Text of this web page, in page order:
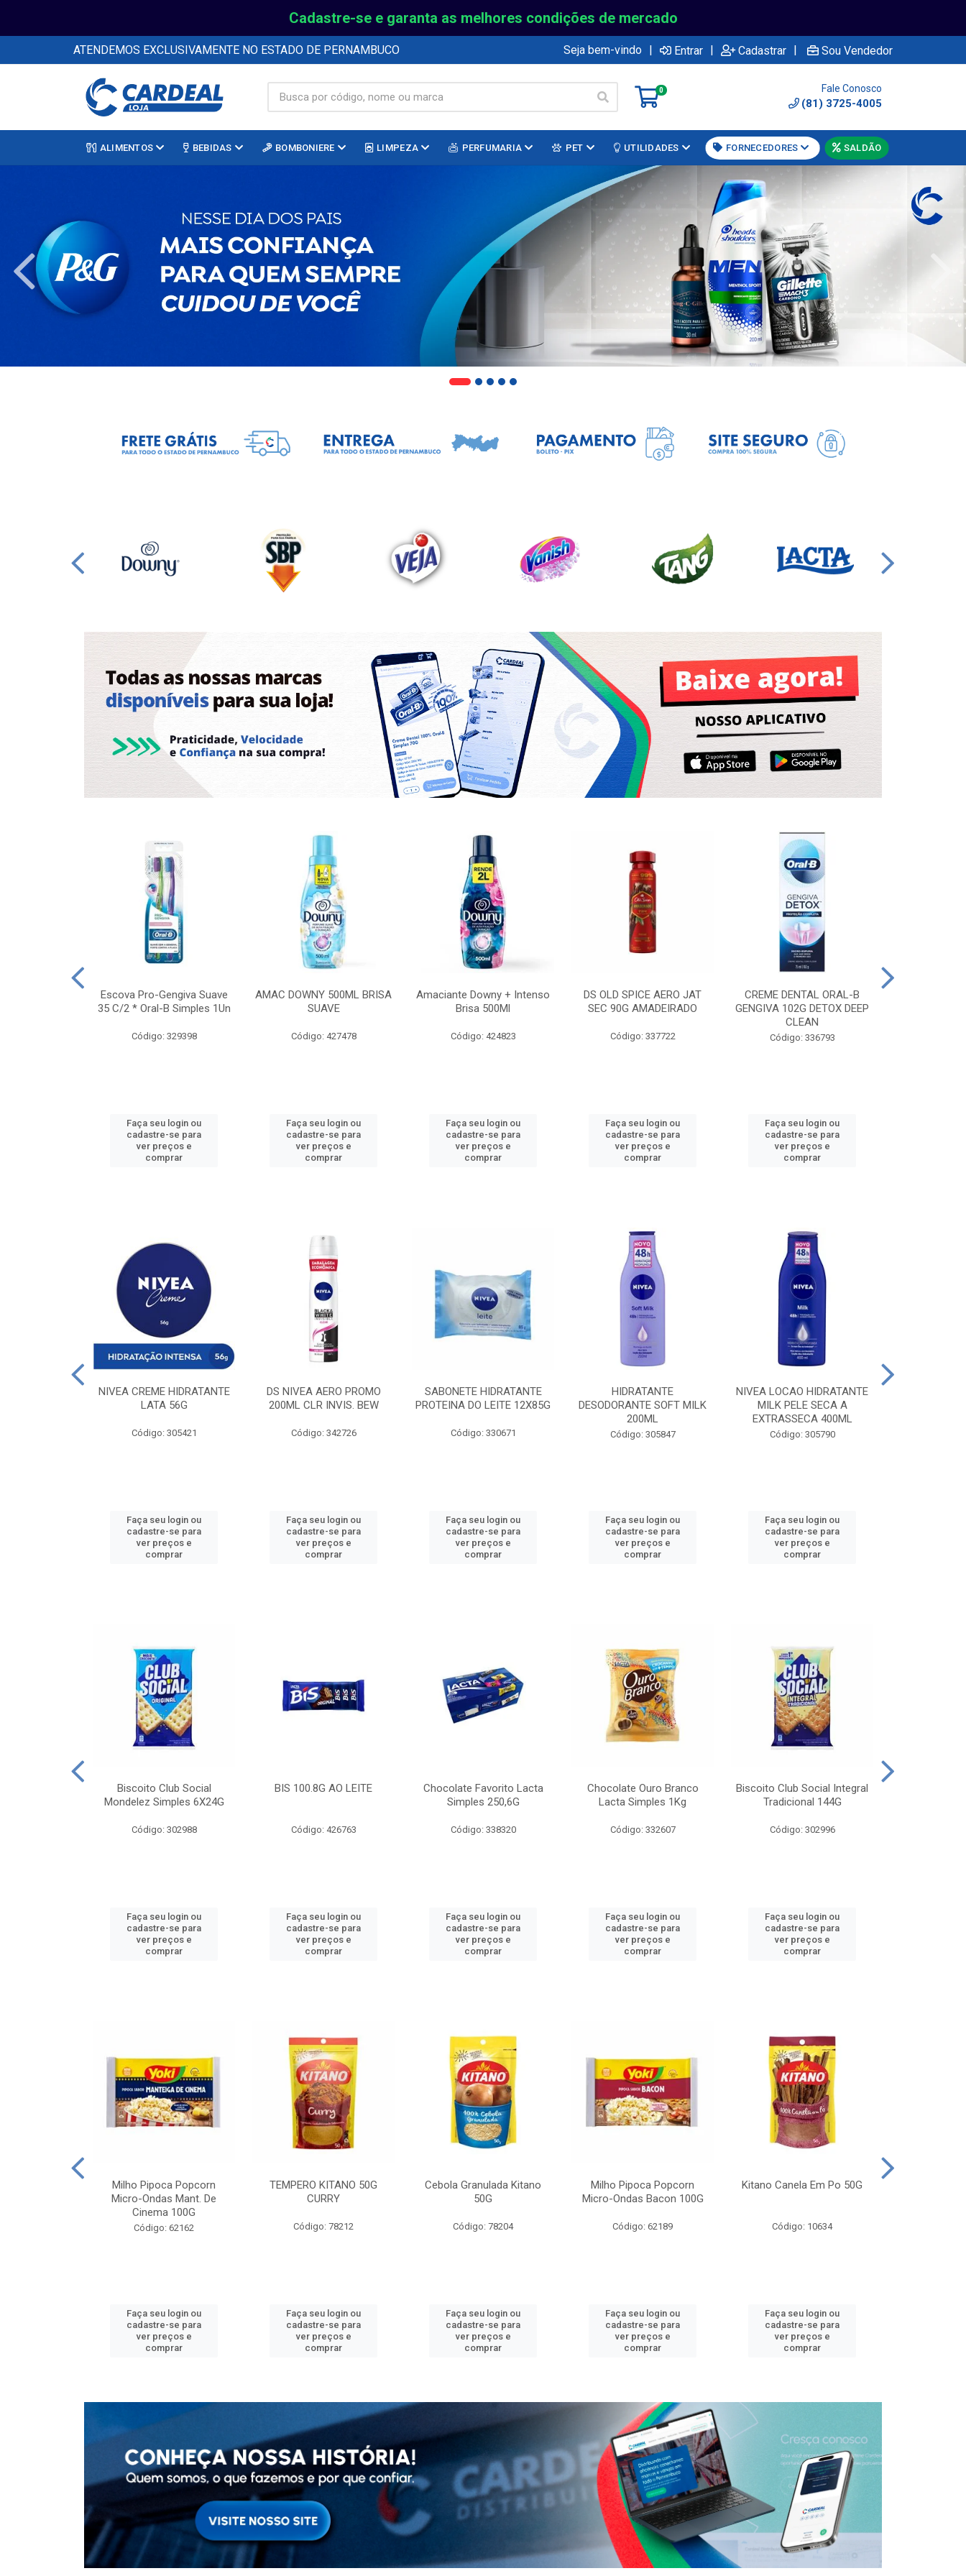
Cadastre-se e garanta as melhores condições de mercado
ATENDEMOS EXCLUSIVAMENTE NO ESTADO DE PERNAMBUCO Seja bem-vindo | Entrar | Cadastrar | Sou Vendedor
0 Fale Conosco
(81) 3725-4005
ALIMENTOS BEBIDAS BOMBONIERE LIMPEZA PERFUMARIA PET UTILIDADES FORNECEDORES SALDÃO
Escova Pro-Gengiva Suave
35 C/2 * Oral-B Simples 1Un
Código: 329398
Faça seu login ou
cadastre-se para
ver preços e
comprar
AMAC DOWNY 500ML BRISA
SUAVE
Código: 427478
Faça seu login ou
cadastre-se para
ver preços e
comprar
Amaciante Downy + Intenso
Brisa 500Ml
Código: 424823
Faça seu login ou
cadastre-se para
ver preços e
comprar
DS OLD SPICE AERO JAT
SEC 90G AMADEIRADO
Código: 337722
Faça seu login ou
cadastre-se para
ver preços e
comprar
CREME DENTAL ORAL-B
GENGIVA 102G DETOX DEEP
CLEAN
Código: 336793
Faça seu login ou
cadastre-se para
ver preços e
comprar
NIVEA CREME HIDRATANTE
LATA 56G
Código: 305421
Faça seu login ou
cadastre-se para
ver preços e
comprar
DS NIVEA AERO PROMO
200ML CLR INVIS. BEW
Código: 342726
Faça seu login ou
cadastre-se para
ver preços e
comprar
SABONETE HIDRATANTE
PROTEINA DO LEITE 12X85G
Código: 330671
Faça seu login ou
cadastre-se para
ver preços e
comprar
HIDRATANTE
DESODORANTE SOFT MILK
200ML
Código: 305847
Faça seu login ou
cadastre-se para
ver preços e
comprar
NIVEA LOCAO HIDRATANTE
MILK PELE SECA A
EXTRASSECA 400ML
Código: 305790
Faça seu login ou
cadastre-se para
ver preços e
comprar
Biscoito Club Social
Mondelez Simples 6X24G
Código: 302988
Faça seu login ou
cadastre-se para
ver preços e
comprar
BIS 100.8G AO LEITE
Código: 426763
Faça seu login ou
cadastre-se para
ver preços e
comprar
Chocolate Favorito Lacta
Simples 250,6G
Código: 338320
Faça seu login ou
cadastre-se para
ver preços e
comprar
Chocolate Ouro Branco
Lacta Simples 1Kg
Código: 332607
Faça seu login ou
cadastre-se para
ver preços e
comprar
Biscoito Club Social Integral
Tradicional 144G
Código: 302996
Faça seu login ou
cadastre-se para
ver preços e
comprar
Milho Pipoca Popcorn
Micro-Ondas Mant. De
Cinema 100G
Código: 62162
Faça seu login ou
cadastre-se para
ver preços e
comprar
TEMPERO KITANO 50G
CURRY
Código: 78212
Faça seu login ou
cadastre-se para
ver preços e
comprar
Cebola Granulada Kitano
50G
Código: 78204
Faça seu login ou
cadastre-se para
ver preços e
comprar
Milho Pipoca Popcorn
Micro-Ondas Bacon 100G
Código: 62189
Faça seu login ou
cadastre-se para
ver preços e
comprar
Kitano Canela Em Po 50G
Código: 10634
Faça seu login ou
cadastre-se para
ver preços e
comprar